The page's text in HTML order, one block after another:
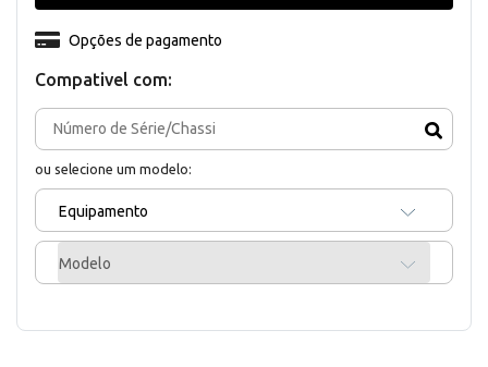
Compativel com:
ou selecione um modelo:
Equipamento
Modelo
Opções de pagamento